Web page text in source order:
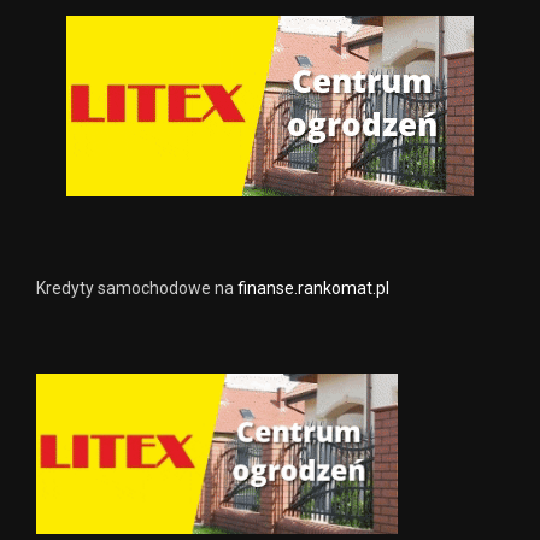
Kredyty samochodowe na finanse.rankomat.pl